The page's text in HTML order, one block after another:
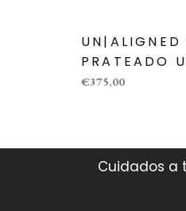
PRATEADO
€375,00
Cuidados a